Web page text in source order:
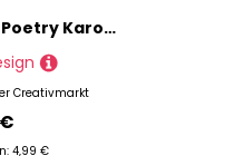
Rico Design Paper Poetry Karoband grün-schwarz 38mm 3m
Creativmarkt
4,99 €